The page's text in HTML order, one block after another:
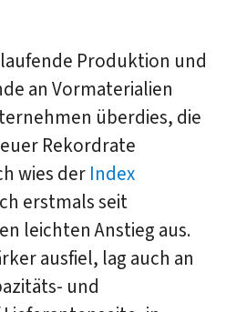
Produktion und
an Vormaterialien
überdies, die
Rekordrate
wies der Index
erstmals seit
leichten Anstieg aus.
ausfiel, lag auch an
und